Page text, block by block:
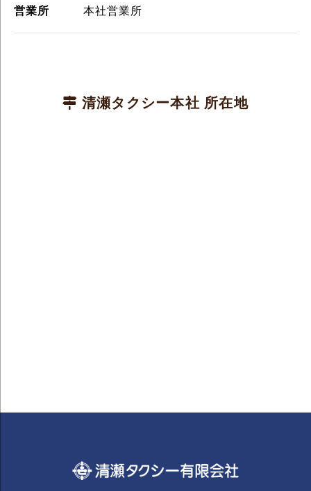
営業所 本社営業所
清瀬タクシー本社 所在地